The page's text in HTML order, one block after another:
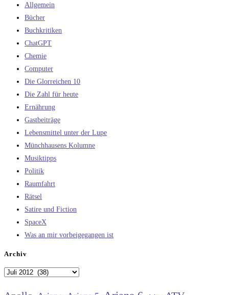
Allgemein
Bücher
Buchkritiken
ChatGPT
Chemie
Computer
Die Glorreichen 10
Die Zahl für heute
Ernährung
Gastbeiträge
Lebensmittel unter der Lupe
Münchhausens Kolumne
Musiktipps
Politik
Raumfahrt
Rätsel
Satire und Fiction
SpaceX
Was an mir vorbeigegangen ist
Archiv
Archiv